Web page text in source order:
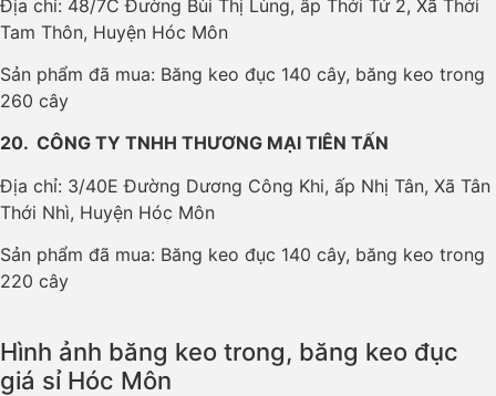
Địa chỉ: 48/7C Đường Bùi Thị Lùng, ấp Thới Tứ 2, Xã Thới
Tam Thôn, Huyện Hóc Môn
Sản phẩm đã mua: Băng keo đục 140 cây, băng keo trong
260 cây
20. CÔNG TY TNHH THƯƠNG MẠI TIÊN TẤN
Địa chỉ: 3/40E Đường Dương Công Khi, ấp Nhị Tân, Xã Tân
Thới Nhì, Huyện Hóc Môn
Sản phẩm đã mua: Băng keo đục 140 cây, băng keo trong
220 cây
Hình ảnh băng keo trong, băng keo đục
giá sỉ Hóc Môn